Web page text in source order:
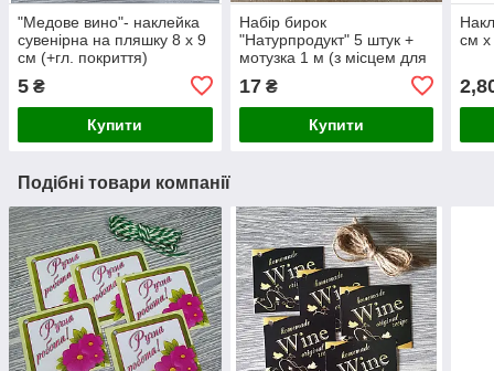
"Медове вино"- наклейка
сувенірна на пляшку 8 х 9
см (+гл. покриття)
5 ₴
Купити
Набір бирок
"Натурпродукт" 5 штук +
мотузка 1 м (з місцем для
17₴
Купити
см
Подібні товари компанії